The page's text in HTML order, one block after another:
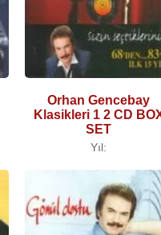
Orhan Gencebay
Klasikleri 1 2 CD
SET
Yıl: